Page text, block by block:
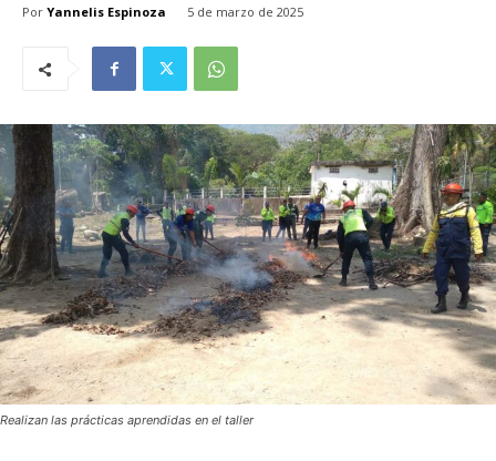
Por Yannelis Espinoza 5 de marzo de 2025
Realizan las prácticas aprendidas en el taller